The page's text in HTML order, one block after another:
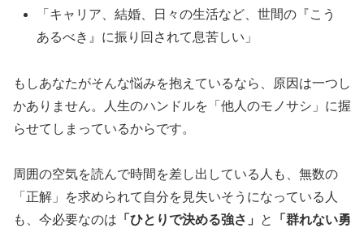
「キャリア、結婚、日々の生活など、世間の『こう
あるべき』に振り回されて息苦しい」
もしあなたがそんな悩みを抱えているなら、原因は一つし
かありません。人生のハンドルを「他人のモノサシ」に握
らせてしまっているからです。
周囲の空気を読んで時間を差し出している人も、無数の
「正解」を求められて自分を見失いそうになっている人
も、今必要なのは 「ひとりで決める強さ」 と
「群れない勇